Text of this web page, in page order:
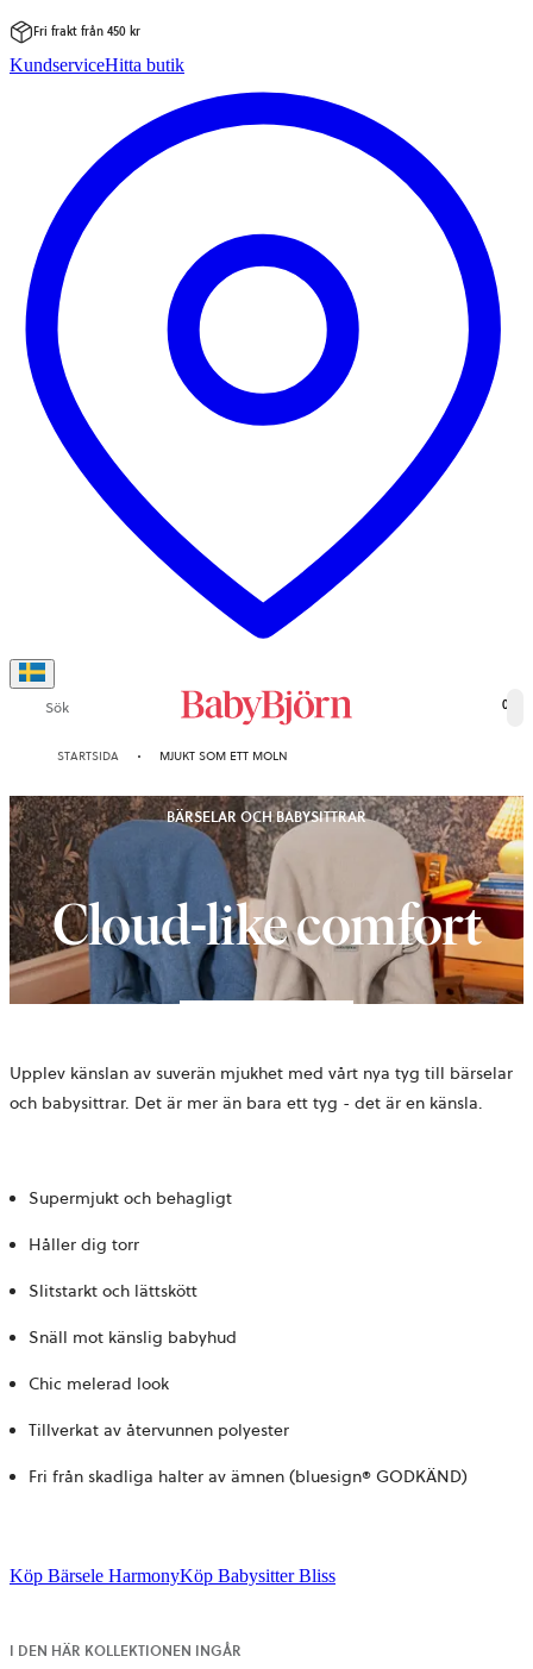
till
Fri frakt från 450 kr
KundserviceHitta butik
Sök 0
STARTSIDA MJUKT SOM ETT MOLN
BÄRSELAR OCH BABYSITTRAR
Cloud-like comfort
Upplev känslan av suverän mjukhet med vårt nya tyg till bärselar
och babysittrar. Det är mer än bara ett tyg - det är en känsla.
Supermjukt och behagligt
Håller dig torr
Slitstarkt och lättskött
Snäll mot känslig babyhud
Chic melerad look
Tillverkat av återvunnen polyester
Fri från skadliga halter av ämnen (bluesign® GODKÄND)
Köp Bärsele HarmonyKöp Babysitter Bliss
I DEN HÄR KOLLEKTIONEN INGÅR